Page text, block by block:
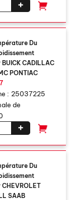
+
Du
CADILLAC
PONTIAC
: 25037225
de
+
Du
SAAB